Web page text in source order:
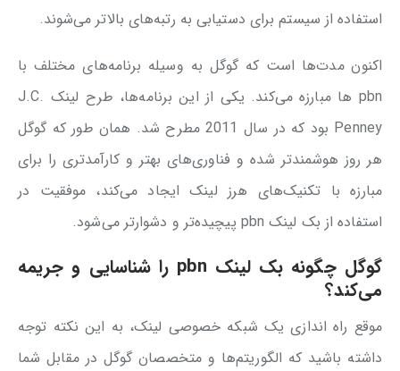
استفاده از سیستم برای دستیابی به رتبه‌های بالاتر می‌شوند.
اکنون مدت‌ها است که گوگل به وسیله برنامه‌های مختلف با
pbn ها مبارزه می‌کند. یکی از این برنامه‌ها، طرح لینک J.C.
Penney بود که در سال 2011 مطرح شد. همان طور که گوگل
هر روز هوشمندتر شده و فناوری‌های بهتر و کارآمدتری را برای
مبارزه با تکنیک‌های هرز لینک ایجاد می‌کند، موفقیت در
استفاده از بک لینک pbn پیچیده‌تر و دشوارتر می‌شود.
گوگل چگونه بک لینک pbn را شناسایی و جریمه
می‌کند؟
موقع راه اندازی یک شبکه خصوصی لینک، به این نکته توجه
داشته باشید که الگوریتم‌ها و متخصصان گوگل در مقابل شما